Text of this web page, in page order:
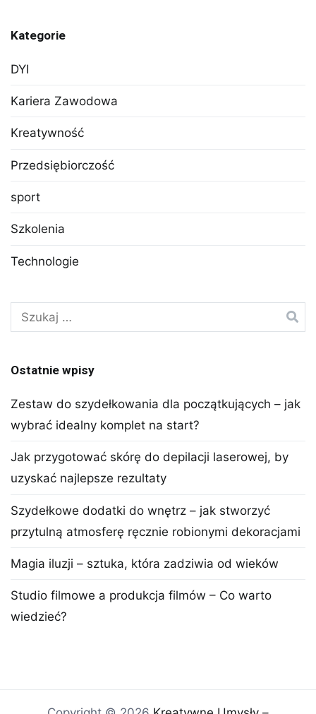
Kategorie
DYI
Kariera Zawodowa
Kreatywność
Przedsiębiorczość
sport
Szkolenia
Technologie
Szukaj:
Ostatnie wpisy
Zestaw do szydełkowania dla początkujących – jak
wybrać idealny komplet na start?
Jak przygotować skórę do depilacji laserowej, by
uzyskać najlepsze rezultaty
Szydełkowe dodatki do wnętrz – jak stworzyć
przytulną atmosferę ręcznie robionymi dekoracjami
Magia iluzji – sztuka, która zadziwia od wieków
Studio filmowe a produkcja filmów – Co warto
wiedzieć?